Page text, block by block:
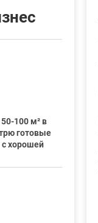
м² в
готовые
хорошей